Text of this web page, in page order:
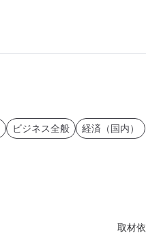
ビジネス全般 経済（国内）
取材